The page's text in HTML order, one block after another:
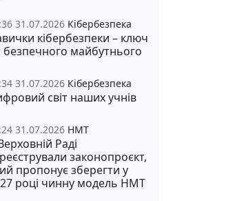
31.07.2026 Кібербезпека
кібербезпеки – ключ
безпечного майбутнього
31.07.2026 Кібербезпека
світ наших учнів
31.07.2026 НМТ
Раді
законопроєкт,
пропонує зберегти у
році чинну модель НМТ